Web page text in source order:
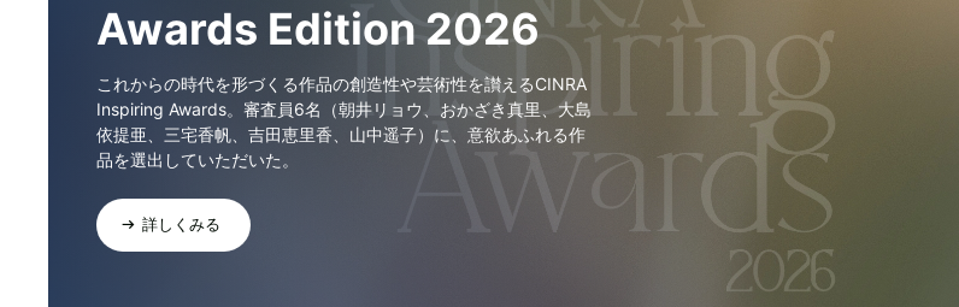
Awards Edition 2026
これからの時代を形づくる作品の創造性や芸術性を讃えるCINRA
Inspiring Awards。審査員6名（朝井リョウ、おかざき真里、大島
依提亜、三宅香帆、吉田恵里香、山中遥子）に、意欲あふれる作
品を選出していただいた。
詳しくみる